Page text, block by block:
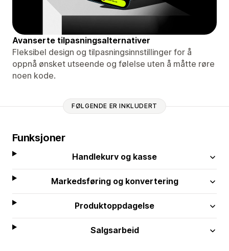
Avanserte tilpasningsalternativer
Fleksibel design og tilpasningsinnstillinger for å
oppnå ønsket utseende og følelse uten å måtte røre
noen kode.
FØLGENDE ER INKLUDERT
Funksjoner
Handlekurv og kasse
Markedsføring og konvertering
Produktoppdagelse
Salgsarbeid